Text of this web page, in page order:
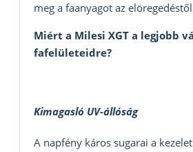
meg a faanyagot az
Miért a Milesi XGT a legjobb
fafelületeidre?
Kimagasló UV-állóság
A napfény káros sugarai a